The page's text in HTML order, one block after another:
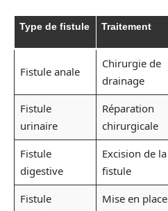
Type de fistule Traitement
Fistule anale
Chirurgie de
drainage
Fistule
urinaire
Réparation
chirurgicale
Fistule
digestive
Excision de la
fistule
Fistule
Mise en place